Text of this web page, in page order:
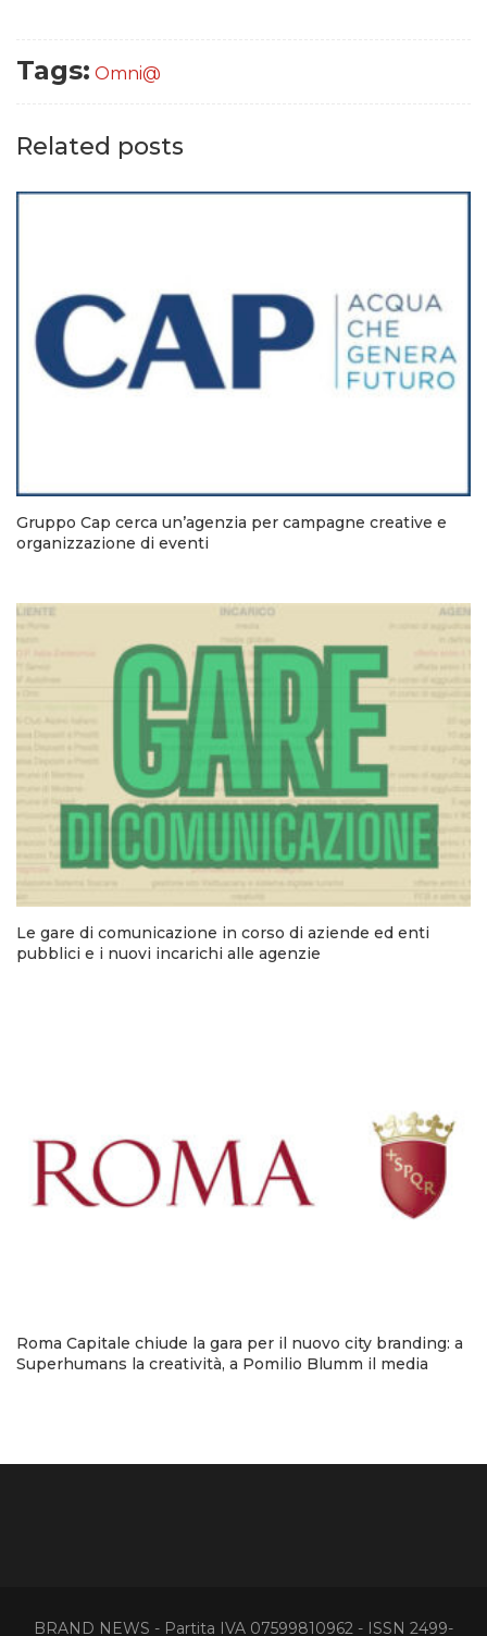
Tags: Omni@
Related posts
Gruppo Cap cerca un’agenzia per campagne creative e
organizzazione di eventi
Le gare di comunicazione in corso di aziende ed enti
pubblici e i nuovi incarichi alle agenzie
Roma Capitale chiude la gara per il nuovo city branding: a
Superhumans la creatività, a Pomilio Blumm il media
BRAND NEWS - Partita IVA 07599810962 - ISSN 2499-